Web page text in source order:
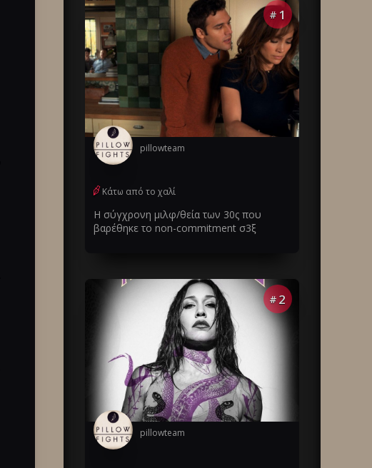
# 1
pillowteam
Κάτω από το χαλί
Η σύγχρονη μιλφ/θεία των 30ς που
βαρέθηκε το non-commitment σ3ξ
# 2
pillowteam